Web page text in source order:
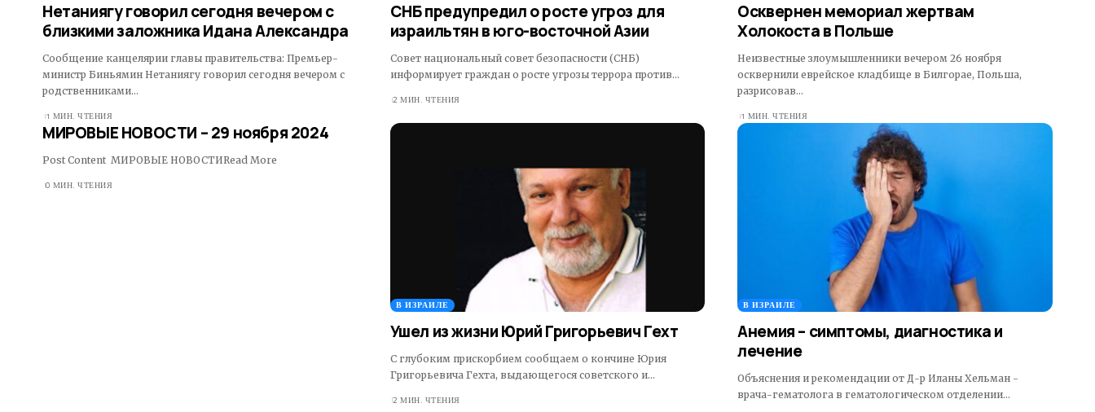
Нетаниягу говорил сегодня вечером с
близкими заложника Идана Александра
Сообщение канцелярии главы правительства: Премьер-
министр Биньямин Нетаниягу говорил сегодня вечером с
родственниками…
1 МИН. ЧТЕНИЯ
СНБ предупредил о росте угроз для
израильтян в юго-восточной Азии
Совет национальный совет безопасности (СНБ)
информирует граждан о росте угрозы террора против…
2 МИН. ЧТЕНИЯ
Осквернен мемориал жертвам
Холокоста в Польше
Неизвестные злоумышленники вечером 26 ноября
осквернили еврейское кладбище в Билгорае, Польша,
разрисовав…
1 МИН. ЧТЕНИЯ
МИРОВЫЕ НОВОСТИ – 29 ноября 2024
Post Content МИРОВЫЕ НОВОСТИRead More ​
0 МИН. ЧТЕНИЯ
В ИЗРАИЛЕ
Ушел из жизни Юрий Григорьевич Гехт
С глубоким прискорбием сообщаем о кончине Юрия
Григорьевича Гехта, выдающегося советского и…
2 МИН. ЧТЕНИЯ
В ИЗРАИЛЕ
Анемия – симптомы, диагностика и
лечение
Объяснения и рекомендации от Д-р Иланы Хельман -
врача-гематолога в гематологическом отделении…